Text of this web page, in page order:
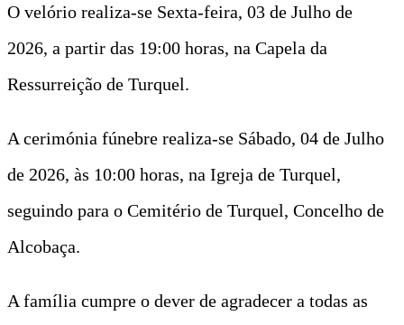
O velório realiza-se Sexta-feira, 03 de Julho de
2026, a partir das 19:00 horas, na Capela da
Ressurreição de Turquel.
A cerimónia fúnebre realiza-se Sábado, 04 de Julho
de 2026, às 10:00 horas, na Igreja de Turquel,
seguindo para o Cemitério de Turquel, Concelho de
Alcobaça.
A família cumpre o dever de agradecer a todas as